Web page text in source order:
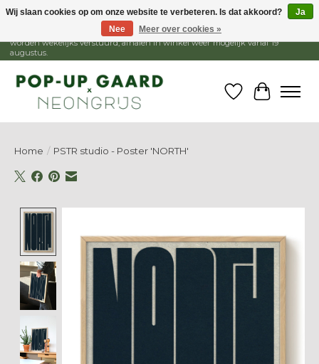
1 - 15 augustus is de winkel gesloten, webshop blijft open. Bestellingen
worden wekelijks verstuurd, afhalen in winkel weer mogelijk vanaf 19
augustus.
Verlanglijst
Home / PSTR studio - Poster 'NORTH'
Wij slaan cookies op om onze website te verbeteren. Is dat akkoord?
Ja
Nee
Meer over cookies »